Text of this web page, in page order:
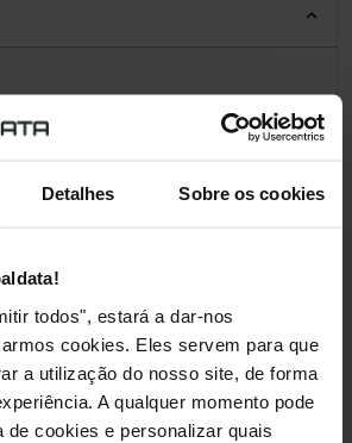
Detalhes Sobre os cookies
todos", estará a dar-nos
cookies. Eles servem para que
a utilização do nosso site, de forma
A qualquer momento pode
de cookies e personalizar quais